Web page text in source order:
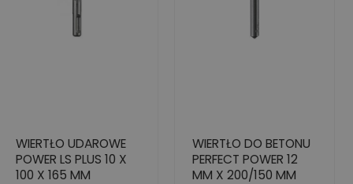
WIERTŁO UDAROWE
POWER LS PLUS 10 X
100 X 165 MM
WIERTŁO DO BETONU
PERFECT POWER 12
MM X 200/150 MM